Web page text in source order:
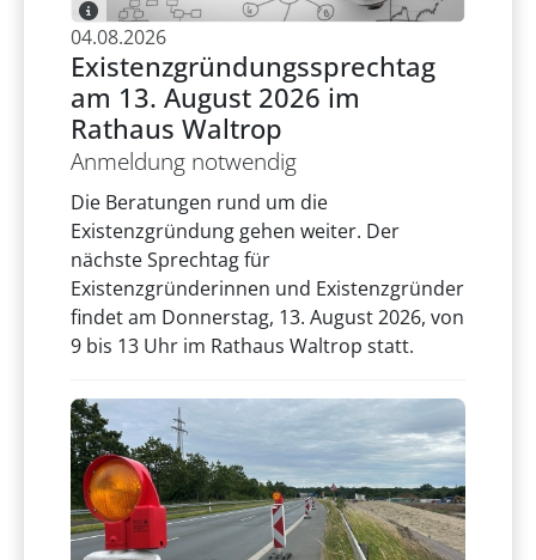
04.08.2026
Existenzgründungssprechtag
am 13. August 2026 im
Rathaus Waltrop
Anmeldung notwendig
Die Beratungen rund um die
Existenzgründung gehen weiter. Der
nächste Sprechtag für
Existenzgründerinnen und Existenzgründer
findet am Donnerstag, 13. August 2026, von
9 bis 13 Uhr im Rathaus Waltrop statt.